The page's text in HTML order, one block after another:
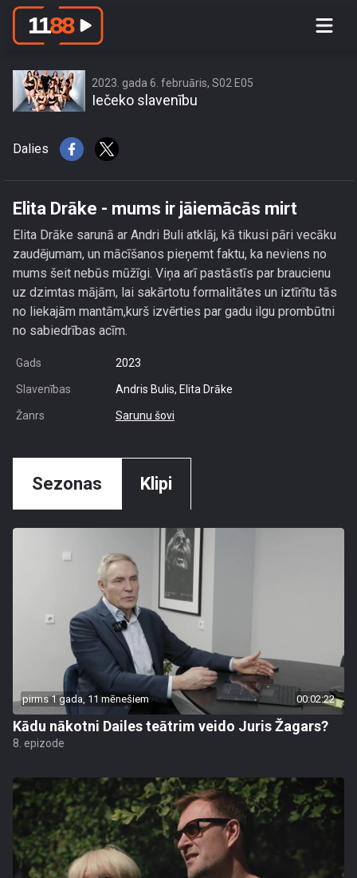
2023. gada 6. februāris, S02 E05
Iečeko slavenību
Dalies
Elita Drāke - mums ir jāiemācās mirt
Elita Drāke sarunā ar Andri Buli atklāj, kā tikusi pāri vecāku
zaudējumam, un mācīšanos pieņemt faktu, ka neviens no
mums šeit nebūs mūžīgi. Viņa arī pastāstīs par braucienu
uz dzimtas mājām, lai sakārtotu formalitātes un iztīrītu tās
no liekajām mantām,kurš izvērties par gadu ilgu prombūtni
no sabiedrības acīm.
Gads 2023
Slavenības Andris Bulis, Elita Drāke
Žanrs Sarunu šovi
Sezonas Klipi
pirms 1 gada, 11 mēnešiem 00:02:22
Kādu nākotni Dailes teātrim veido Juris Žagars?
8. epizode